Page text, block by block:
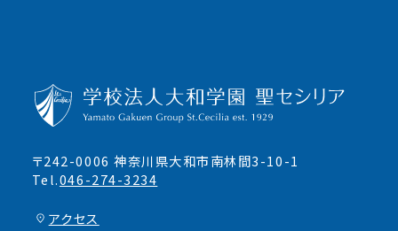
〒242-0006 神奈川県大和市南林間3-10-1
Tel.046-274-3234
アクセス